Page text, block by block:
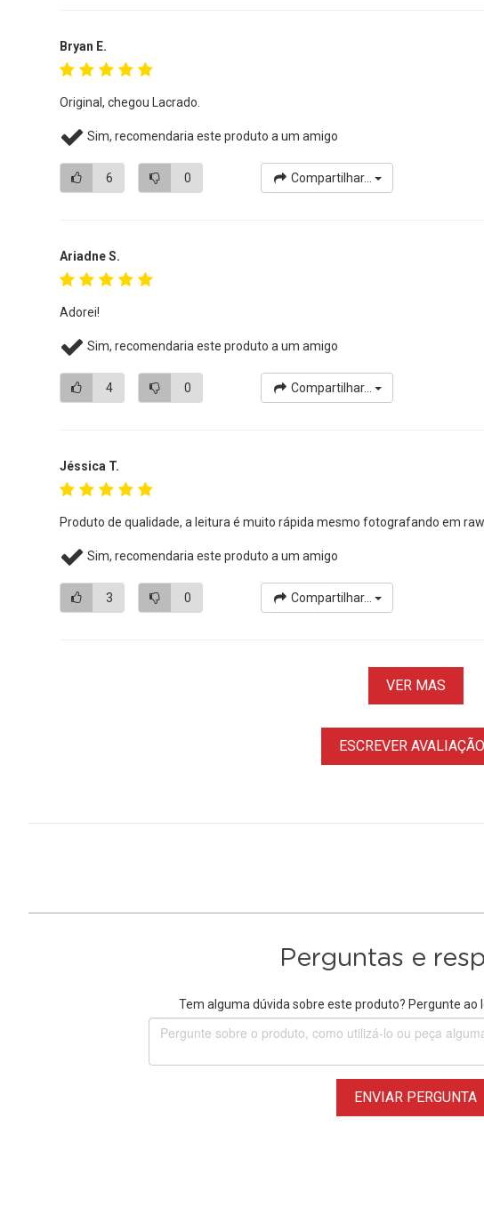
Bryan E.
Original, chegou Lacrado.
Sim, recomendaria este produto a um amigo
6 0 Compartilhar...
Ariadne S.
Adorei!
Sim, recomendaria este produto a um amigo
4 0 Compartilhar...
Jéssica T.
Produto de qualidade, a leitura é muito rápida mesmo fotografando em
Sim, recomendaria este produto a um amigo
3 0 Compartilhar...
VER MAS
ESCREVER
Perguntas e
Tem alguma dúvida sobre este produto? Pergunte ao
ENVIAR PERGUNTA